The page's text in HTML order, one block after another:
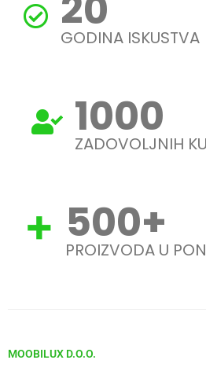
GODINA ISKUSTVA
1000
ZADOVOLJNIH
500+
PROIZVODA U
MOOBILUX D.O.O.